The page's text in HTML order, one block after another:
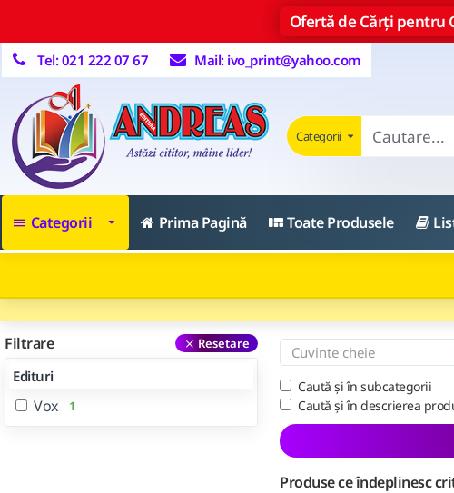
Ofertă de Cărți pentru
Tel: 021 222 07 67 Mail: ivo_print@yahoo.com
Categorii
Categorii Prima Pagină Toate Produsele
Filtrare Resetare
Edituri
Vox 1
Caută și în subcategorii
Caută și în descrierea
Produse ce îndeplinesc